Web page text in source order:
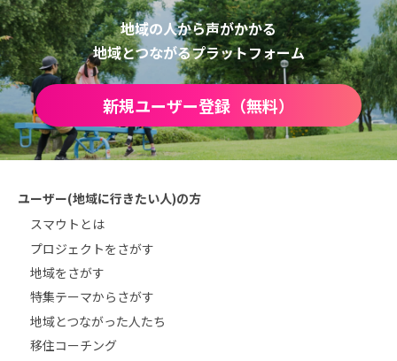
地域の人から声がかかる
地域とつながるプラットフォーム
新規ユーザー登録（無料）
ユーザー(地域に行きたい人)の方
スマウトとは
プロジェクトをさがす
地域をさがす
特集テーマからさがす
地域とつながった人たち
移住コーチング